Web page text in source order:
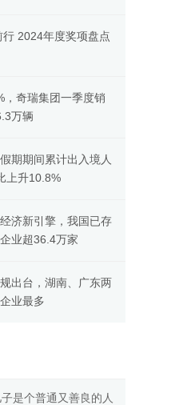
2024年度奖项盘点
，奇瑞集团一季度销
万辆
期期间累计出入境人
上升10.8%
济新引擎，我国已存
业超36.4万家
出台，湖南、广东两
业最多
是个普通又善良的人